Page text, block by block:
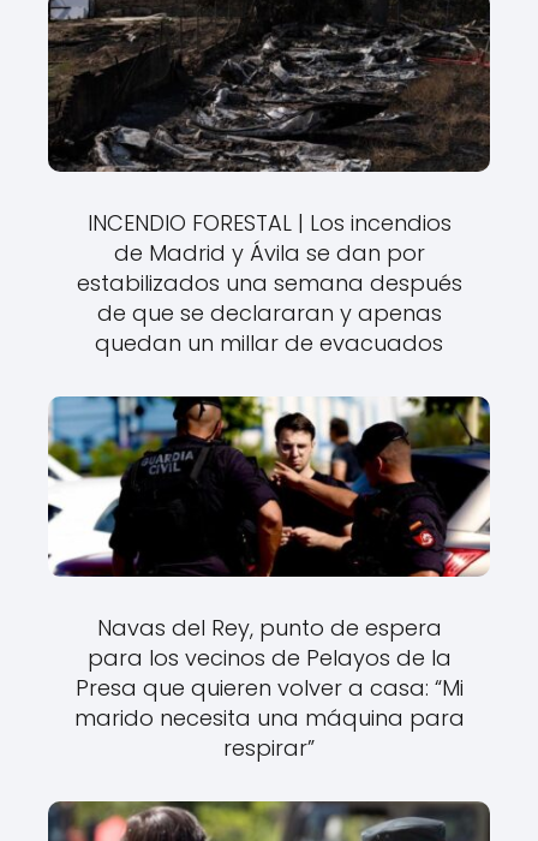
INCENDIO FORESTAL | Los incendios
de Madrid y Ávila se dan por
estabilizados una semana después
de que se declararan y apenas
quedan un millar de evacuados
Navas del Rey, punto de espera
para los vecinos de Pelayos de la
Presa que quieren volver a casa: “Mi
marido necesita una máquina para
respirar”